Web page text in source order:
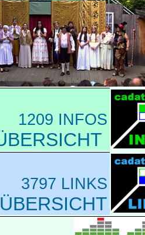
1209 INFOS
3797 LINKS